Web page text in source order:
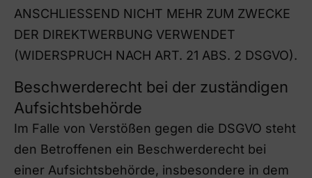
ANSCHLIESSEND NICHT MEHR ZUM ZWECKE
DER DIREKTWERBUNG VERWENDET
(WIDERSPRUCH NACH ART. 21 ABS. 2 DSGVO).
Beschwerderecht bei der zuständigen
Aufsichtsbehörde
Im Falle von Verstößen gegen die DSGVO steht
den Betroffenen ein Beschwerderecht bei
einer Aufsichtsbehörde, insbesondere in dem